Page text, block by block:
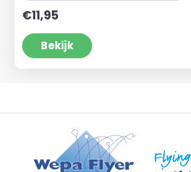
€11,95
Bekijk